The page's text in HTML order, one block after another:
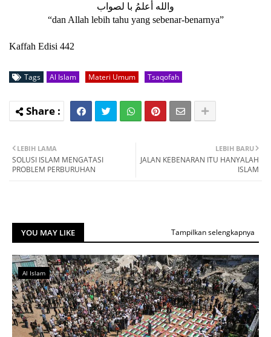
والله أعلمُ ﺑﺎ ﻟﺼﻮﺍﺏ
“dan Allah lebih tahu yang sebenar-benarnya”
Kaffah Edisi 442
Tags Al Islam Materi Umum Tsaqofah
LEBIH BARU
JALAN KEBENARAN ITU HANYALAH
ISLAM
LEBIH LAMA
SOLUSI ISLAM MENGATASI
PROBLEM PERBURUHAN
YOU MAY LIKE Tampilkan selengkapnya
Al Islam